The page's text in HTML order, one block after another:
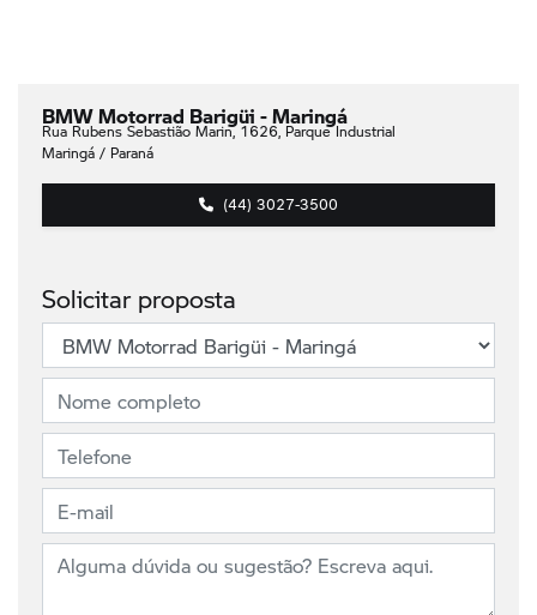
BMW Motorrad Barigüi - Maringá
Rua Rubens Sebastião Marin, 1626, Parque Industrial
Maringá / Paraná
(44) 3027-3500
Solicitar proposta